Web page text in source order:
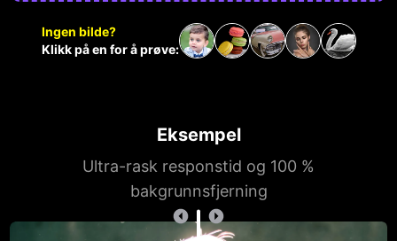
Ingen bilde?
Klikk på en for å prøve:
Eksempel
Ultra-rask responstid og 100 %
bakgrunnsfjerning